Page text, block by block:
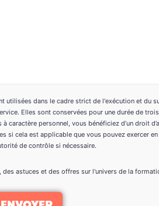
utilisées dans le cadre strict de l'exécution et du
Elles sont conservées pour une durée de
personnel, vous bénéficiez d’un droit
si cela est applicable que vous pouvez exercer
de contrôle si nécessaire.
astuces et des offres sur l'univers de la